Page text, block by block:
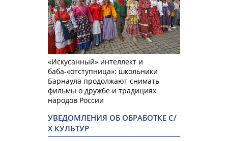
«Искусанный» интеллект и
баба-«отступница»: школьники
Барнаула продолжают снимать
фильмы о дружбе и традициях
народов России
УВЕДОМЛЕНИЯ ОБ ОБРАБОТКЕ С/
Х КУЛЬТУР